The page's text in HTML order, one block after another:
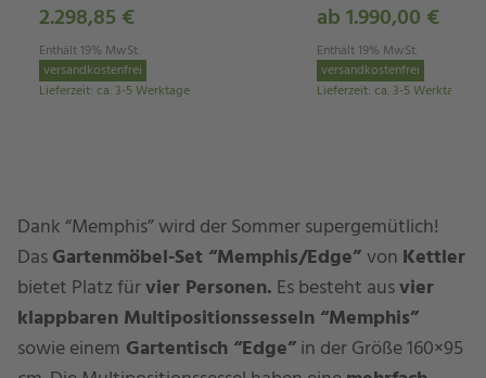
2.298,85 €
Enthält 19% MwSt.
versandkostenfrei
Lieferzeit: ca. 3-5 Werktage
ab 1.990,00 €
Enthält 19% MwSt.
versandkostenfrei
Lieferzeit: ca. 3-5 Werktage
Dank “Memphis” wird der Sommer supergemütlich!
DasGartenmöbel-Set “Memphis/Edge”von Kettler
bietet Platz fürvier Personen. Es besteht ausvier
klappbaren Multipositionssesseln “Memphis”
sowie einem Gartentisch “Edge”in der Größe 160×95